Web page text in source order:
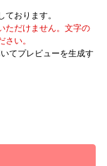
おります。
ただけません。文字の
い。
てプレビューを生成す